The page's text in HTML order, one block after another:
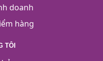
doanh
hàng
TÔI